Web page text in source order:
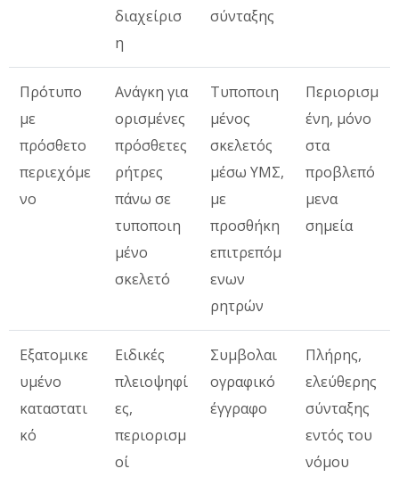
διαχείρισ
η
σύνταξης
Πρότυπο
με
πρόσθετο
περιεχόμε
νο
Ανάγκη για
ορισμένες
πρόσθετες
ρήτρες
πάνω σε
τυποποιη
μένο
σκελετό
Τυποποιη
μένος
σκελετός
μέσω ΥΜΣ,
με
προσθήκη
επιτρεπόμ
ενων
ρητρών
Περιορισμ
ένη, μόνο
στα
προβλεπό
μενα
σημεία
Εξατομικε
υμένο
καταστατι
κό
Ειδικές
πλειοψηφί
ες,
περιορισμ
οί
Συμβολαι
ογραφικό
έγγραφο
Πλήρης,
ελεύθερης
σύνταξης
εντός του
νόμου